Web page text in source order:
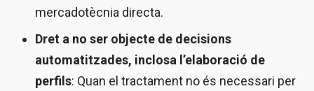
mercadotècnia directa.
Dret a no ser objecte de decisions
automatitzades, inclosa l’elaboració de
perfils: Quan el tractament no és necessari per